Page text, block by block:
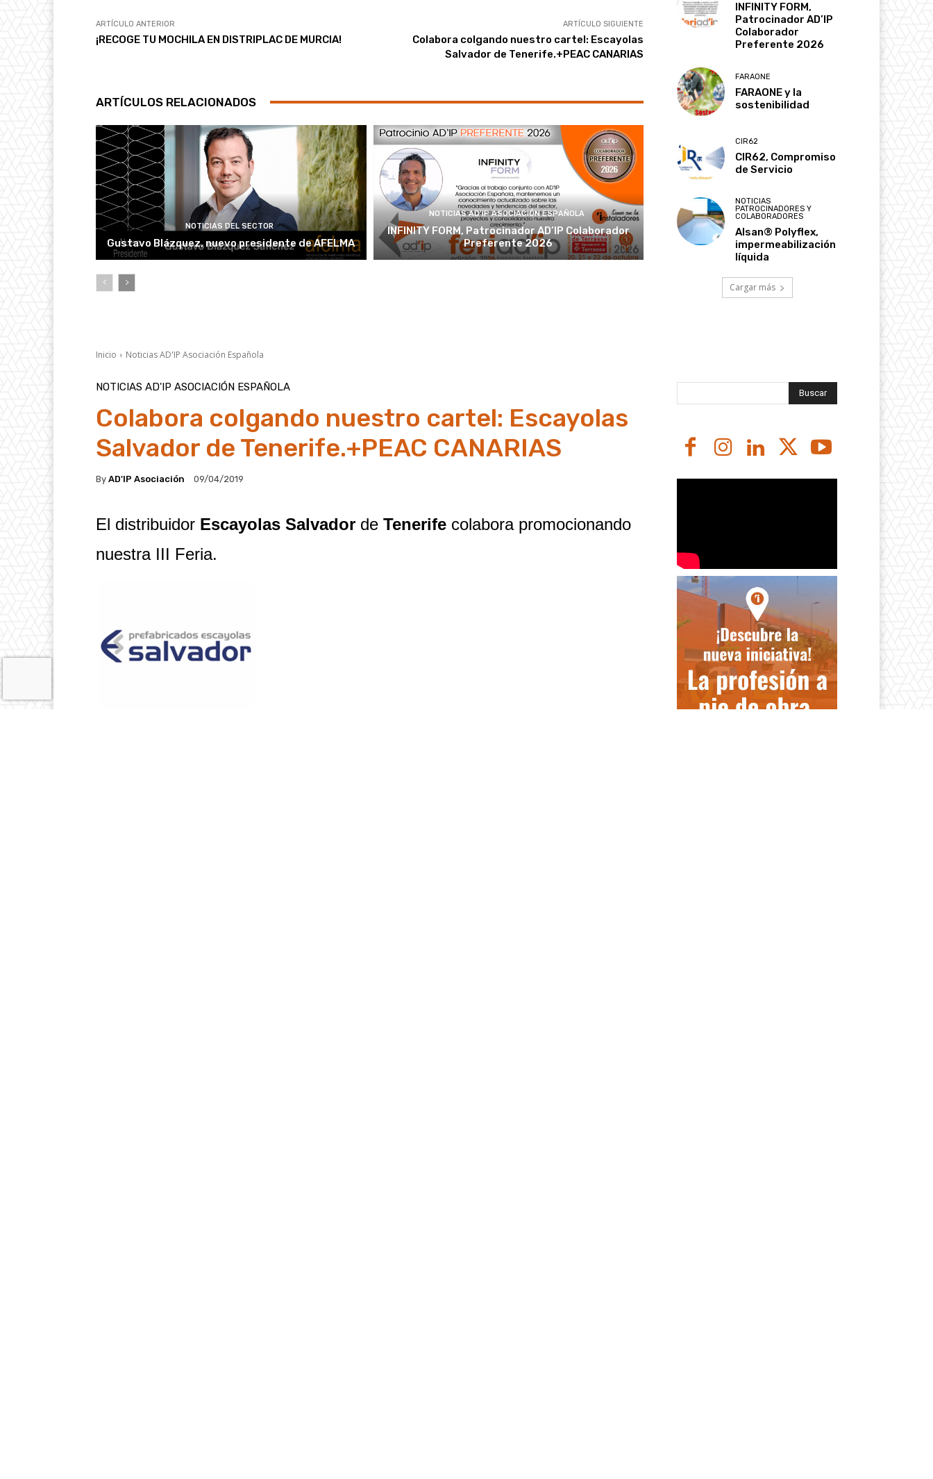
ARTÍCULO ANTERIOR
¡RECOGE TU MOCHILA EN DISTRIPLAC DE MURCIA!
ARTÍCULO SIGUIENTE
Colabora colgando nuestro cartel: Escayolas
Salvador de Tenerife.+PEAC CANARIAS
ARTÍCULOS RELACIONADOS
NOTICIAS DEL SECTOR
Gustavo Blázquez, nuevo presidente de AFELMA
NOTICIAS AD'IP ASOCIACIÓN ESPAÑOLA
INFINITY FORM, Patrocinador AD’IP Colaborador
Preferente 2026
INFINITY FORM,
Patrocinador AD’IP
Colaborador
Preferente 2026
FARAONE
FARAONE y la
sostenibilidad
CIR62
CIR62, Compromiso
de Servicio
NOTICIAS
PATROCINADORES Y
COLABORADORES
Alsan® Polyflex,
impermeabilización
líquida
Cargar más